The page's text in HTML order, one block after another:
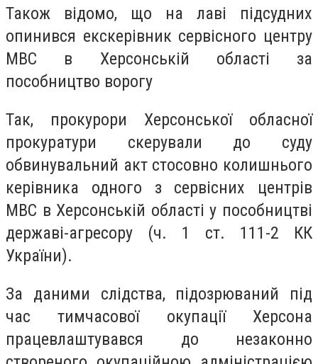
Також відомо, що на лаві підсудних
опинився екскерівник сервісного центру
МВС в Херсонській області за
пособництво ворогу
Так, прокурори Херсонської обласної
прокуратури скерували до суду
обвинувальний акт стосовно колишнього
керівника одного з сервісних центрів
МВС в Херсонській області у пособництві
державі-агресору (ч. 1 ст. 111-2 КК
України).
За даними слідства, підозрюваний під
час тимчасової окупації Херсона
працевлаштувався до незаконно